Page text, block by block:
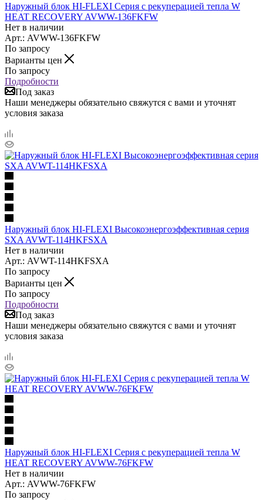
Наружный блок HI-FLEXI Серия с рекуперацией тепла W
HEAT RECOVERY AVWW-136FKFW
Нет в наличии
Арт.: AVWW-136FKFW
По запросу
Варианты цен
По запросу
Подробности
Под заказ
Наши менеджеры обязательно свяжутся с вами и уточнят
условия заказа
Наружный блок HI-FLEXI Высокоэнергоэффективная серия
SXA AVWT-114HKFSXA
Нет в наличии
Арт.: AVWT-114HKFSXA
По запросу
Варианты цен
По запросу
Подробности
Под заказ
Наши менеджеры обязательно свяжутся с вами и уточнят
условия заказа
Наружный блок HI-FLEXI Серия с рекуперацией тепла W
HEAT RECOVERY AVWW-76FKFW
Нет в наличии
Арт.: AVWW-76FKFW
По запросу